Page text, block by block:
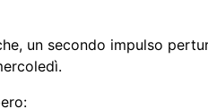
un secondo impulso